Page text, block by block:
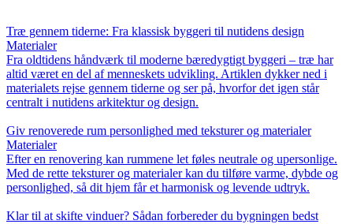
Træ gennem tiderne: Fra klassisk byggeri til nutidens design
Materialer
Fra oldtidens håndværk til moderne bæredygtigt byggeri – træ har
altid været en del af menneskets udvikling. Artiklen dykker ned i
materialets rejse gennem tiderne og ser på, hvorfor det igen står
centralt i nutidens arkitektur og design.
Giv renoverede rum personlighed med teksturer og materialer
Materialer
Efter en renovering kan rummene let føles neutrale og upersonlige.
Med de rette teksturer og materialer kan du tilføre varme, dybde og
personlighed, så dit hjem får et harmonisk og levende udtryk.
Klar til at skifte vinduer? Sådan forbereder du bygningen bedst